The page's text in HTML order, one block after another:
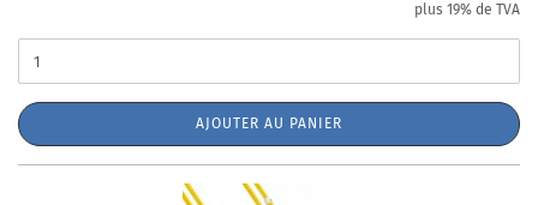
plus 19% de TVA
AJOUTER AU PANIER